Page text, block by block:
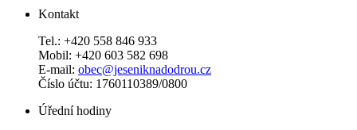
Kontakt
Tel.: +420 558 846 933
Mobil: +420 603 582 698
E-mail: obec@jeseniknadodrou.cz
Číslo účtu: 1760110389/0800
Úřední hodiny